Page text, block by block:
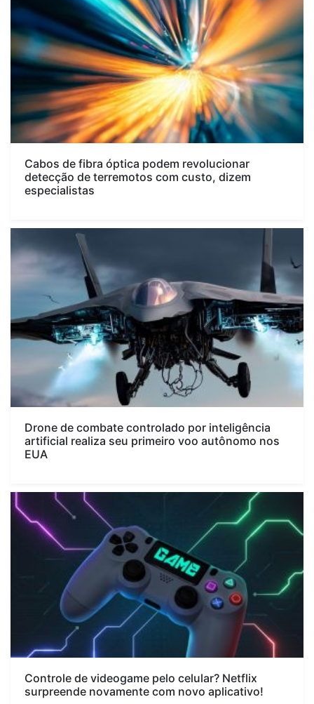
Cabos de fibra óptica podem revolucionar
detecção de terremotos com custo, dizem
especialistas
Drone de combate controlado por inteligência
artificial realiza seu primeiro voo autônomo nos
EUA
Controle de videogame pelo celular? Netflix
surpreende novamente com novo aplicativo!